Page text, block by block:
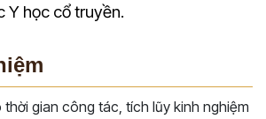
Y học cổ truyền.
thời gian công tác, tích lũy kinh nghiệm